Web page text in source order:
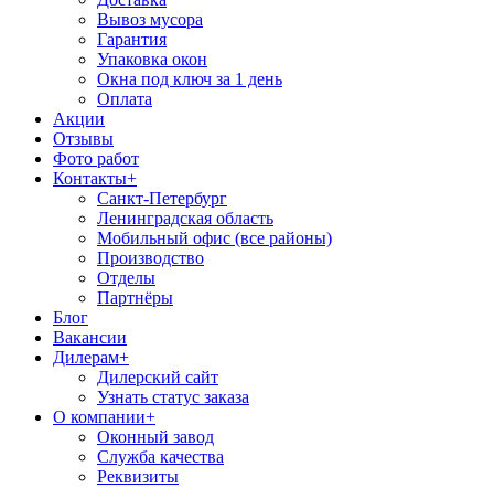
Вывоз мусора
Гарантия
Упаковка окон
Окна под ключ за 1 день
Оплата
Акции
Отзывы
Фото работ
Контакты+
Санкт-Петербург
Ленинградская область
Мобильный офис (все районы)
Производство
Отделы
Партнёры
Блог
Вакансии
Дилерам+
Дилерский сайт
Узнать статус заказа
О компании+
Оконный завод
Служба качества
Реквизиты